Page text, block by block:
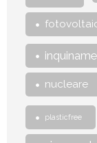
nucleare
plasticfree